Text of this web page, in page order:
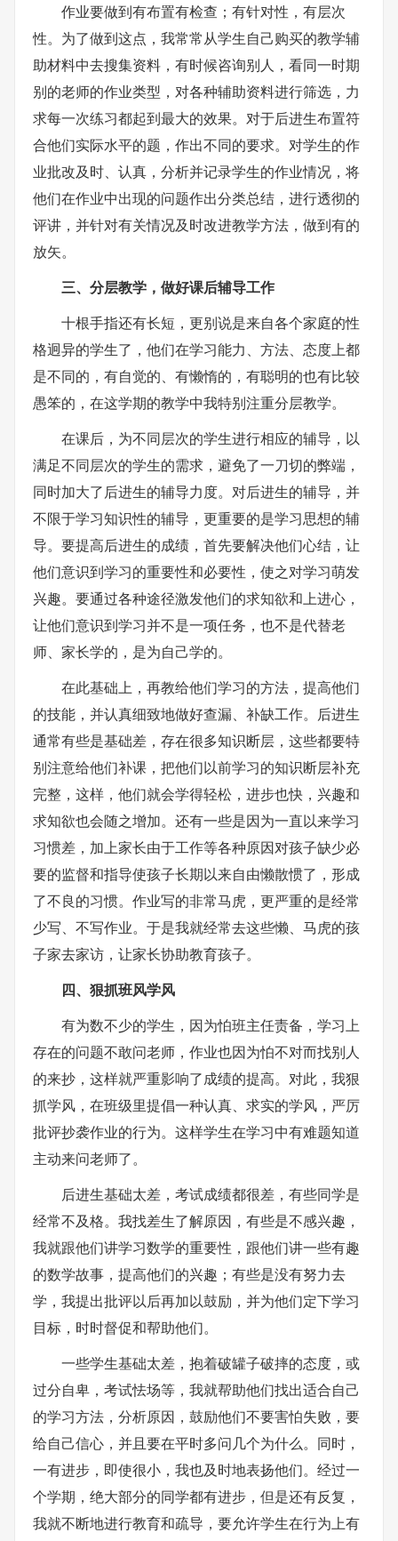
作业要做到有布置有检查；有针对性，有层次
性。为了做到这点，我常常从学生自己购买的教学辅
助材料中去搜集资料，有时候咨询别人，看同一时期
别的老师的作业类型，对各种辅助资料进行筛选，力
求每一次练习都起到最大的效果。对于后进生布置符
合他们实际水平的题，作出不同的要求。对学生的作
业批改及时、认真，分析并记录学生的作业情况，将
他们在作业中出现的问题作出分类总结，进行透彻的
评讲，并针对有关情况及时改进教学方法，做到有的
放矢。
三、分层教学，做好课后辅导工作
十根手指还有长短，更别说是来自各个家庭的性
格迥异的学生了，他们在学习能力、方法、态度上都
是不同的，有自觉的、有懒惰的，有聪明的也有比较
愚笨的，在这学期的教学中我特别注重分层教学。
在课后，为不同层次的学生进行相应的辅导，以
满足不同层次的学生的需求，避免了一刀切的弊端，
同时加大了后进生的辅导力度。对后进生的辅导，并
不限于学习知识性的辅导，更重要的是学习思想的辅
导。要提高后进生的成绩，首先要解决他们心结，让
他们意识到学习的重要性和必要性，使之对学习萌发
兴趣。要通过各种途径激发他们的求知欲和上进心，
让他们意识到学习并不是一项任务，也不是代替老
师、家长学的，是为自己学的。
在此基础上，再教给他们学习的方法，提高他们
的技能，并认真细致地做好查漏、补缺工作。后进生
通常有些是基础差，存在很多知识断层，这些都要特
别注意给他们补课，把他们以前学习的知识断层补充
完整，这样，他们就会学得轻松，进步也快，兴趣和
求知欲也会随之增加。还有一些是因为一直以来学习
习惯差，加上家长由于工作等各种原因对孩子缺少必
要的监督和指导使孩子长期以来自由懒散惯了，形成
了不良的习惯。作业写的非常马虎，更严重的是经常
少写、不写作业。于是我就经常去这些懒、马虎的孩
子家去家访，让家长协助教育孩子。
四、狠抓班风学风
有为数不少的学生，因为怕班主任责备，学习上
存在的问题不敢问老师，作业也因为怕不对而找别人
的来抄，这样就严重影响了成绩的提高。对此，我狠
抓学风，在班级里提倡一种认真、求实的学风，严厉
批评抄袭作业的行为。这样学生在学习中有难题知道
主动来问老师了。
后进生基础太差，考试成绩都很差，有些同学是
经常不及格。我找差生了解原因，有些是不感兴趣，
我就跟他们讲学习数学的重要性，跟他们讲一些有趣
的数学故事，提高他们的兴趣；有些是没有努力去
学，我提出批评以后再加以鼓励，并为他们定下学习
目标，时时督促和帮助他们。
一些学生基础太差，抱着破罐子破摔的态度，或
过分自卑，考试怯场等，我就帮助他们找出适合自己
的学习方法，分析原因，鼓励他们不要害怕失败，要
给自己信心，并且要在平时多问几个为什么。同时，
一有进步，即使很小，我也及时地表扬他们。经过一
个学期，绝大部分的同学都有进步，但是还有反复，
我就不断地进行教育和疏导，要允许学生在行为上有